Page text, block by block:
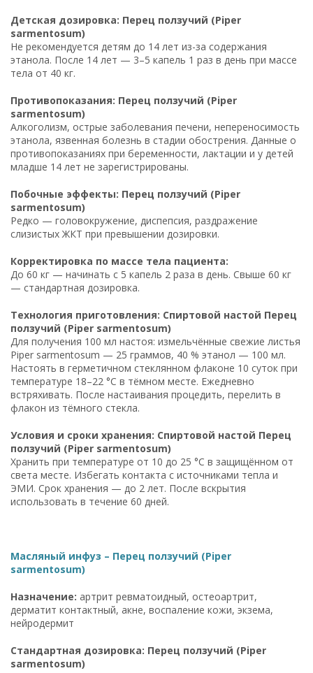
Детская дозировка: Перец ползучий (Piper
sarmentosum)
Не рекомендуется детям до 14 лет из-за содержания
этанола. После 14 лет — 3–5 капель 1 раз в день при массе
тела от 40 кг.
Противопоказания: Перец ползучий (Piper
sarmentosum)
Алкоголизм, острые заболевания печени, непереносимость
этанола, язвенная болезнь в стадии обострения. Данные о
противопоказаниях при беременности, лактации и у детей
младше 14 лет не зарегистрированы.
Побочные эффекты: Перец ползучий (Piper
sarmentosum)
Редко — головокружение, диспепсия, раздражение
слизистых ЖКТ при превышении дозировки.
Корректировка по массе тела пациента:
До 60 кг — начинать с 5 капель 2 раза в день. Свыше 60 кг
— стандартная дозировка.
Технология приготовления: Спиртовой настой Перец
ползучий (Piper sarmentosum)
Для получения 100 мл настоя: измельчённые свежие листья
Piper sarmentosum — 25 граммов, 40 % этанол — 100 мл.
Настоять в герметичном стеклянном флаконе 10 суток при
температуре 18–22 °C в тёмном месте. Ежедневно
встряхивать. После настаивания процедить, перелить в
флакон из тёмного стекла.
Условия и сроки хранения: Спиртовой настой Перец
ползучий (Piper sarmentosum)
Хранить при температуре от 10 до 25 °C в защищённом от
света месте. Избегать контакта с источниками тепла и
ЭМИ. Срок хранения — до 2 лет. После вскрытия
использовать в течение 60 дней.
Масляный инфуз – Перец ползучий (Piper
sarmentosum)
Назначение: артрит ревматоидный, остеоартрит,
дерматит контактный, акне, воспаление кожи, экзема,
нейродермит
Стандартная дозировка: Перец ползучий (Piper
sarmentosum)